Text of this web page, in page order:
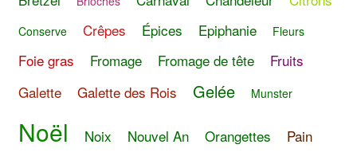
Conserve Crêpes Épices Epiphanie Fleurs
Foie gras Fromage Fromage de tête
Fruits
Galette
Galette des Rois Gelée Munster
Noël Noix Nouvel An Orangettes Pain